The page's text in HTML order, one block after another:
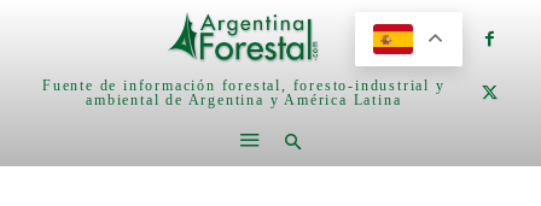
Fuente de información forestal, foresto-industrial y
ambiental de Argentina y América Latina